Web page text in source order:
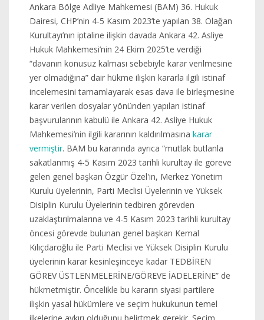
Ankara Bölge Adliye Mahkemesi (BAM) 36. Hukuk
Dairesi, CHP’nin 4-5 Kasım 2023’te yapılan 38. Olağan
Kurultayı’nın iptaline ilişkin davada Ankara 42. Asliye
Hukuk Mahkemesi’nin 24 Ekim 2025’te verdiği
“davanın konusuz kalması sebebiyle karar verilmesine
yer olmadığına” dair hükme ilişkin kararla ilgili istinaf
incelemesini tamamlayarak esas dava ile birleşmesine
karar verilen dosyalar yönünden yapılan istinaf
başvurularının kabulü ile Ankara 42. Asliye Hukuk
Mahkemesi’nin ilgili kararının kaldırılmasına karar
vermiştir. BAM bu kararında ayrıca “mutlak butlanla
sakatlanmış 4-5 Kasım 2023 tarihli kurultay ile göreve
gelen genel başkan Özgür Özel'in, Merkez Yönetim
Kurulu üyelerinin, Parti Meclisi Üyelerinin ve Yüksek
Disiplin Kurulu Üyelerinin tedbiren görevden
uzaklaştırılmalarına ve 4-5 Kasım 2023 tarihli kurultay
öncesi görevde bulunan genel başkan Kemal
Kılıçdaroğlu ile Parti Meclisi ve Yüksek Disiplin Kurulu
üyelerinin karar kesinleşinceye kadar TEDBİREN
GÖREV ÜSTLENMELERİNE/GÖREVE İADELERİNE” de
hükmetmiştir. Öncelikle bu kararın siyasi partilere
ilişkin yasal hükümlere ve seçim hukukunun temel
ilkelerine aykırı olduğunu belirtmek gerekir. Seçim